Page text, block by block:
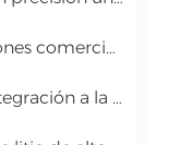
con sistemas híbridos de energía solar?
solares integrados a gran escala?